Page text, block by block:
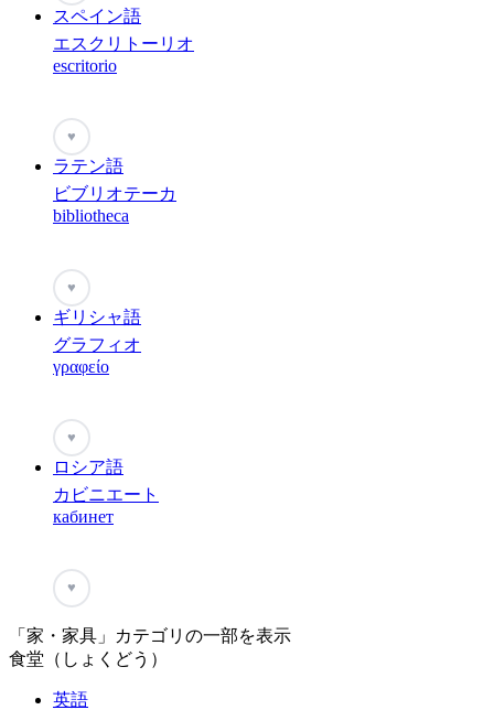
スペイン語
エスクリトーリオ
escritorio
♥
ラテン語
ビブリオテーカ
bibliotheca
♥
ギリシャ語
グラフィオ
γραφείο
♥
ロシア語
カビニエート
кабинет
♥
「家・家具」カテゴリの一部を表示
食堂（しょくどう）
英語